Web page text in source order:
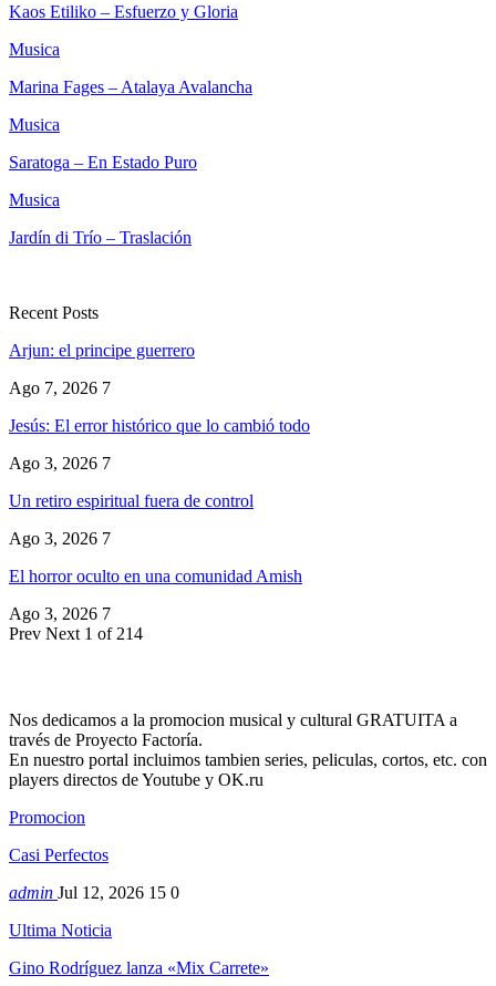
Kaos Etiliko – Esfuerzo y Gloria
Musica
Marina Fages – Atalaya Avalancha
Musica
Saratoga – En Estado Puro
Musica
Jardín di Trío – Traslación
Recent Posts
Arjun: el principe guerrero
Ago 7, 2026 7
Jesús: El error histórico que lo cambió todo
Ago 3, 2026 7
Un retiro espiritual fuera de control
Ago 3, 2026 7
El horror oculto en una comunidad Amish
Ago 3, 2026 7
Prev Next 1 of 214
Nos dedicamos a la promocion musical y cultural GRATUITA a
través de Proyecto Factoría.
En nuestro portal incluimos tambien series, peliculas, cortos, etc. con
players directos de Youtube y OK.ru
Promocion
Casi Perfectos
admin Jul 12, 2026 15 0
Ultima Noticia
Gino Rodríguez lanza «Mix Carrete»